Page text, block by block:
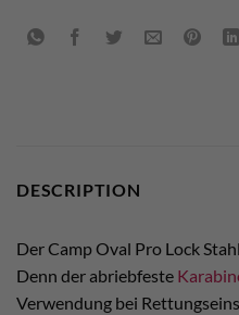
DESCRIPTION
Der Camp Oval Pro Lock
Denn der abriebfeste
Verwendung bei